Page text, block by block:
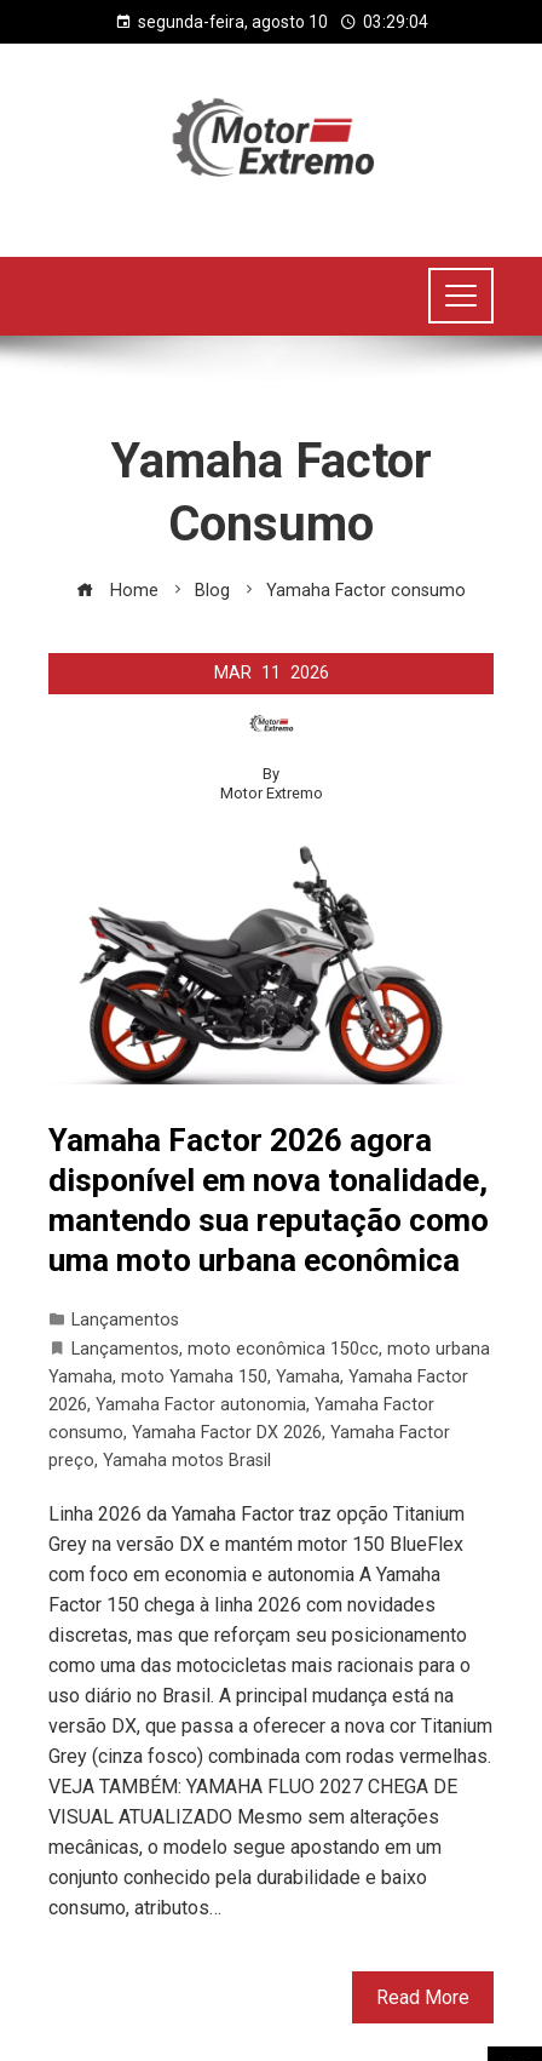
segunda-feira, agosto 10 03:29:05
Yamaha Factor
Consumo
Home Blog Yamaha Factor consumo
MAR 11 2026
By
Motor Extremo
Yamaha Factor 2026 agora
disponível em nova tonalidade,
mantendo sua reputação como
uma moto urbana econômica
Lançamentos
Lançamentos, moto econômica 150cc, moto urbana
Yamaha, moto Yamaha 150, Yamaha, Yamaha Factor
2026, Yamaha Factor autonomia, Yamaha Factor
consumo, Yamaha Factor DX 2026, Yamaha Factor
preço, Yamaha motos Brasil
Linha 2026 da Yamaha Factor traz opção Titanium
Grey na versão DX e mantém motor 150 BlueFlex
com foco em economia e autonomia A Yamaha
Factor 150 chega à linha 2026 com novidades
discretas, mas que reforçam seu posicionamento
como uma das motocicletas mais racionais para o
uso diário no Brasil. A principal mudança está na
versão DX, que passa a oferecer a nova cor Titanium
Grey (cinza fosco) combinada com rodas vermelhas.
VEJA TAMBÉM: YAMAHA FLUO 2027 CHEGA DE
VISUAL ATUALIZADO Mesmo sem alterações
mecânicas, o modelo segue apostando em um
conjunto conhecido pela durabilidade e baixo
consumo, atributos…
Read More